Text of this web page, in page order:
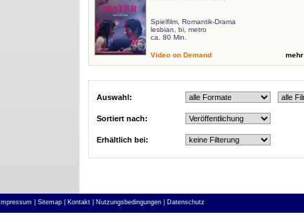
Spielfilm, Romantik-Drama
lesbian, bi, metro
ca. 80 Min.
Video on Demand mehr
Auswahl:
Sortiert nach:
Erhältlich bei:
Impressum | Sitemap | Kontakt | Nutzungsbedingungen | Datenschutz